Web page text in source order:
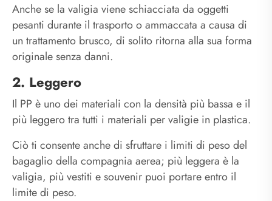
Anche se la valigia viene schiacciata da oggetti
pesanti durante il trasporto o ammaccata a causa di
un trattamento brusco, di solito ritorna alla sua forma
originale senza danni.
2. Leggero
Il PP è uno dei materiali con la densità più bassa e il
più leggero tra tutti i materiali per valigie in plastica.
Ciò ti consente anche di sfruttare i limiti di peso del
bagaglio della compagnia aerea; più leggera è la
valigia, più vestiti e souvenir puoi portare entro il
limite di peso.